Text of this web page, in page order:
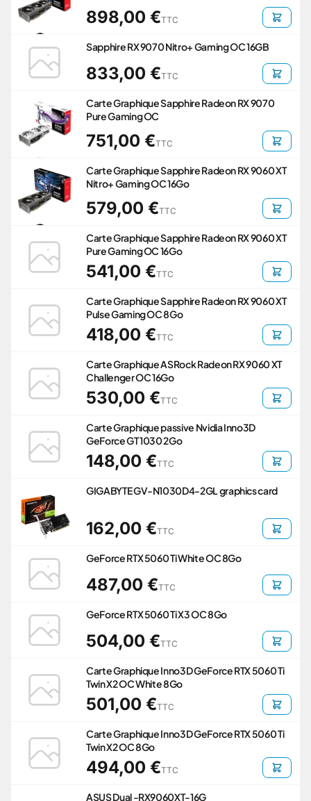
898,00 €TTC
Sapphire RX 9070 Nitro+ Gaming OC 16GB
833,00 €TTC
Carte Graphique Sapphire Radeon RX 9070
Pure Gaming OC
751,00 €TTC
Carte Graphique Sapphire Radeon RX 9060 XT
Nitro+ Gaming OC 16Go
579,00 €TTC
Carte Graphique Sapphire Radeon RX 9060 XT
Pure Gaming OC 16Go
541,00 €TTC
Carte Graphique Sapphire Radeon RX 9060 XT
Pulse Gaming OC 8Go
418,00 €TTC
Carte Graphique ASRock Radeon RX 9060 XT
Challenger OC 16Go
530,00 €TTC
Carte Graphique passive Nvidia Inno3D
GeForce GT 1030 2Go
148,00 €TTC
GIGABYTE GV-N1030D4-2GL graphics card
162,00 €TTC
GeForce RTX 5060 Ti White OC 8Go
487,00 €TTC
GeForce RTX 5060 Ti X3 OC 8Go
504,00 €TTC
Carte Graphique Inno3D GeForce RTX 5060 Ti
Twin X2 OC White 8Go
501,00 €TTC
Carte Graphique Inno3D GeForce RTX 5060 Ti
Twin X2 OC 8Go
494,00 €TTC
ASUS Dual -RX9060XT-16G